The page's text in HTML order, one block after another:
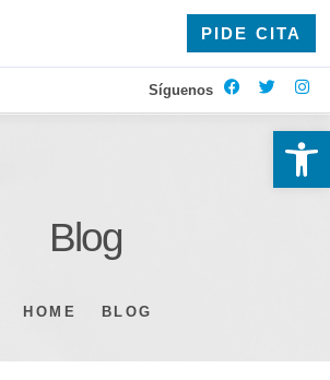
PIDE CITA
Síguenos
Blog
HOME BLOG